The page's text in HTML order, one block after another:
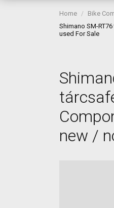
Home Bike
Shimano SM-
used For Sale
new /